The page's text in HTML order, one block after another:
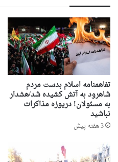
تفاهمنامه اسلام بدست مردم
شاهرود به آتش کشیده شد/هشدار
به مسئولان! دریوزه مذاکرات
نباشید
3 هفته پیش